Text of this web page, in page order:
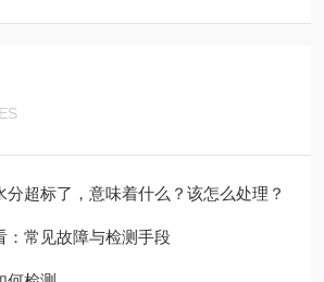
分超标了，意味着什么？该怎么处理？
：常见故障与检测手段